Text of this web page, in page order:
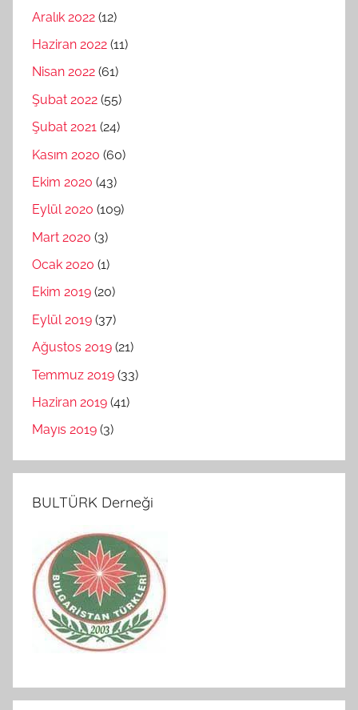
Aralık 2022 (12)
Haziran 2022 (11)
Nisan 2022 (61)
Şubat 2022 (55)
Şubat 2021 (24)
Kasım 2020 (60)
Ekim 2020 (43)
Eylül 2020 (109)
Mart 2020 (3)
Ocak 2020 (1)
Ekim 2019 (20)
Eylül 2019 (37)
Ağustos 2019 (21)
Temmuz 2019 (33)
Haziran 2019 (41)
Mayıs 2019 (3)
BULTÜRK Derneği